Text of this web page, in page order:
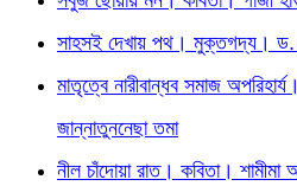
সাহসই দেখায় পথ। মুক্তগদ্য।
মাতৃত্বে নারীবান্ধব সমাজ
জান্নাতুননেছা তমা
নীল চাঁদোয়া রাত। কবিতা।